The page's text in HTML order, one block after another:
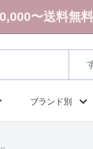
〜送料無
ブランド別